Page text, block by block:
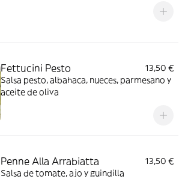
Fettucini Pesto
13,50 €
Salsa pesto, albahaca, nueces, parmesano y
aceite de oliva
Penne Alla Arrabiatta
13,50 €
Salsa de tomate, ajo y guindilla